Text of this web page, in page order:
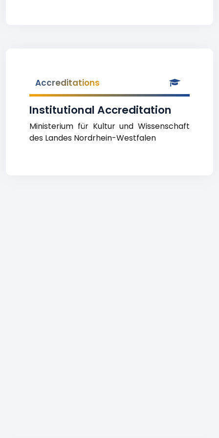
Accreditations
Institutional Accreditation
Ministerium für Kultur und Wissenschaft
des Landes Nordrhein-Westfalen